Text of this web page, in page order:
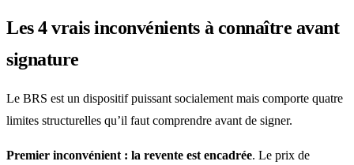
Les 4 vrais inconvénients à connaître avant
signature
Le BRS est un dispositif puissant socialement mais comporte quatre
limites structurelles qu’il faut comprendre avant de signer.
Premier inconvénient : la revente est encadrée. Le prix de